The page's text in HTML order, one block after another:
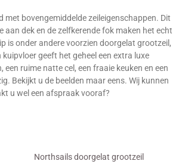
met bovengemiddelde zeileigenschappen. Dit
dek en de zelfkerende fok maken het echt
is onder andere voorzien doorgelat grootzeil,
geeft het geheel een extra luxe
ruime natte cel, een fraaie keuken en een
Bekijkt u de beelden maar eens. Wij kunnen
u wel een afspraak vooraf?
Northsails doorgelat grootzeil